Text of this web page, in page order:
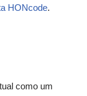
HONcode.
como um